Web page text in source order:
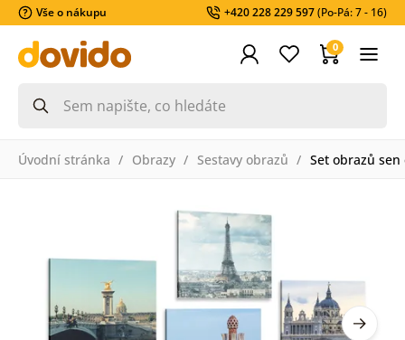
Vše o nákupu +420 228 229 597(Po-Pá: 7 - 16)
0
Úvodní stránka Obrazy Sestavy obrazů Set obrazů sen